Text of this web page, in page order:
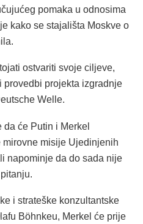
pomaka u odnosima
kako se stajališta Moskve o
ostvariti svoje ciljeve,
provedbi projekta izgradnje
Welle.
će Putin i Merkel
misije Ujedinjenih
napominje da do sada nije
i strateške konzultantske
Böhnkeu, Merkel će prije